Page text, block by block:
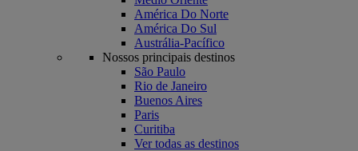
América Do Norte
América Do Sul
Austrália-Pacífico
Nossos principais destinos
São Paulo
Rio de Janeiro
Buenos Aires
Paris
Curitiba
Ver todas as destinos